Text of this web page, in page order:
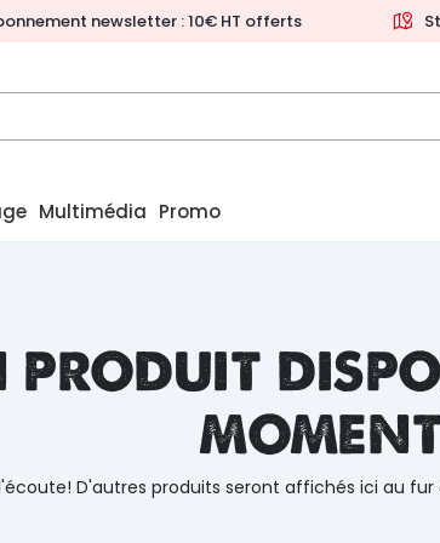
newsletter : 10€ HT offerts
Multimédia Promo
produit
D'autres produits seront affichés ici au